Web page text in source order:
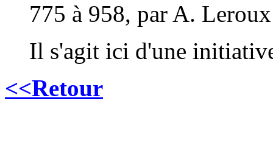
775 à 958, par A.
Il s'agit ici d'une
<<Retour